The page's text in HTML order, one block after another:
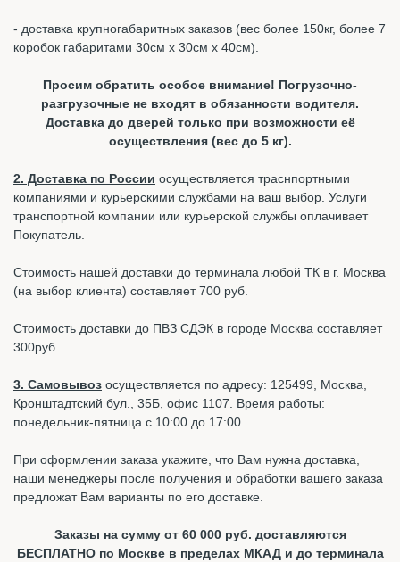
- доставка крупногабаритных заказов (вес более 150кг, более 7
коробок габаритами 30см х 30см х 40см).
Просим обратить особое внимание! Погрузочно-
разгрузочные не входят в обязанности водителя.
Доставка до дверей только при возможности её
осуществления (вес до 5 кг).
2. Доставка по России осуществляется траснпортными
компаниями и курьерскими службами на ваш выбор. Услуги
транспортной компании или курьерской службы оплачивает
Покупатель.
Стоимость нашей доставки до терминала любой ТК в г. Москва
(на выбор клиента) составляет 700 руб.
Стоимость доставки до ПВЗ СДЭК в городе Москва составляет
300руб
3. Самовывоз осуществляется по адресу: 125499, Москва,
Кронштадтский бул., 35Б, офис 1107. Время работы:
понедельник-пятница с 10:00 до 17:00.
При оформлении заказа укажите, что Вам нужна доставка,
наши менеджеры после получения и обработки вашего заказа
предложат Вам варианты по его доставке.
Заказы на сумму от 60 000 руб. доставляются
БЕСПЛАТНО по Москве в пределах МКАД и до терминала